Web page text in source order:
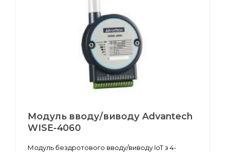
Модуль вводу/виводу Advantech
WISE-4060
Модуль бездротового вводу/виводу IoT з 4-